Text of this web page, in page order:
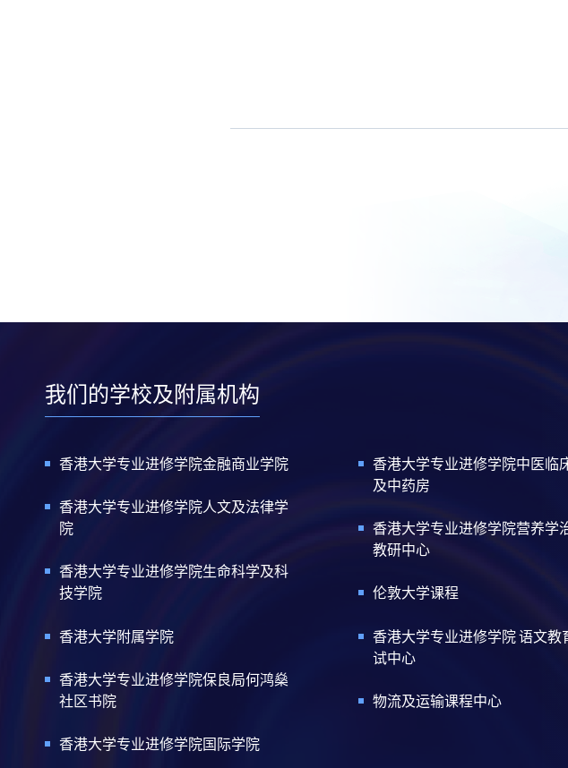
我们的学校及附属机构
香港大学专业进修学院金融商业学院
香港大学专业进修学院人文及法律学
院
香港大学专业进修学院生命科学及科
技学院
香港大学附属学院
香港大学专业进修学院保良局何鸿燊
社区书院
香港大学专业进修学院国际学院
香港大学专业进修学院中医临
及中药房
香港大学专业进修学院营养学
教研中心
伦敦大学课程
香港大学专业进修学院 语文教
试中心
物流及运输课程中心